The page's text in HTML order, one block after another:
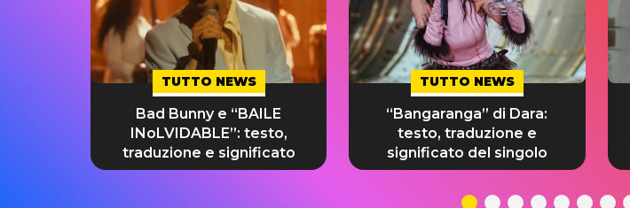
TUTTO NEWS
Bad Bunny e “BAILE
INoLVIDABLE”: testo,
traduzione e significato
TUTTO NEWS
“Bangaranga” di Dara:
testo, traduzione e
significato del singolo